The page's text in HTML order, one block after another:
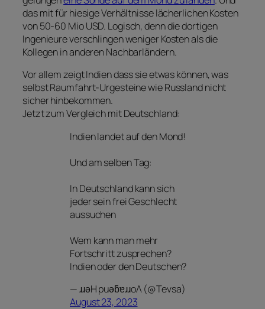
das mit für hiesige Verhältnisse lächerlichen Kosten
von 50-60 Mio USD. Logisch, denn die dortigen
Ingenieure verschlingen weniger Kosten als die
Kollegen in anderen Nachbarländern.
Vor allem zeigt Indien dass sie etwas können, was
selbst Raumfahrt-Urgesteine wie Russland nicht
sicher hinbekommen.
Jetzt zum Vergleich mit Deutschland:
Indien landet auf den Mond!
Und am selben Tag:
In Deutschland kann sich
jeder sein frei Geschlecht
aussuchen
Wem kann man mehr
Fortschritt zusprechen?
Indien oder den Deutschen?
— ɹɹǝH puǝƃɐɹɹoΛ (@Tevsa)
August 23, 2023